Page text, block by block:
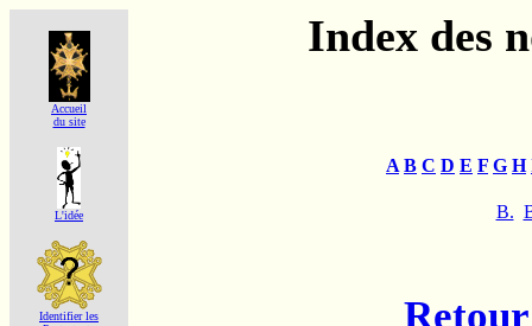
Accueil
du site
L'idée
Identifier les
Index des
A B C D E F G H
B.